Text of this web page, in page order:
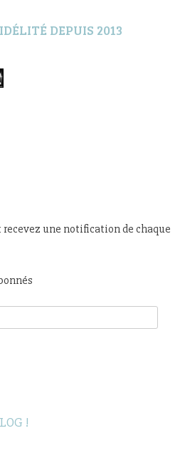
DEPUIS 2013
une notification de chaque
!